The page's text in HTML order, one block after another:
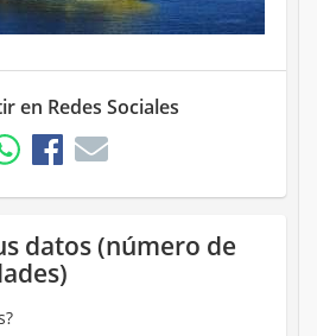
en Redes Sociales
datos (número de